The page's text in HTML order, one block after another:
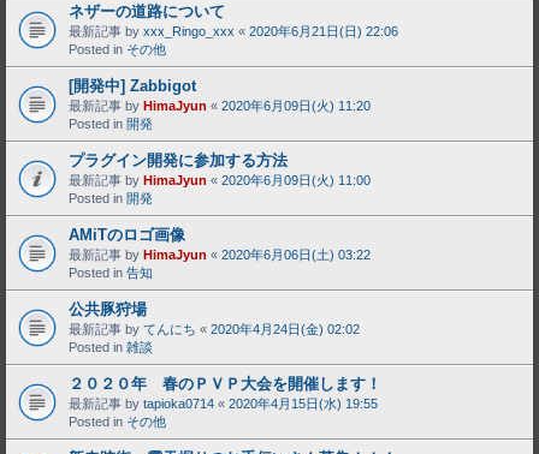
ネザーの道路について
最新記事 by xxx_Ringo_xxx « 2020年6月21日(日) 22:06
Posted in その他
[開発中] Zabbigot
最新記事 by HimaJyun « 2020年6月09日(火) 11:20
Posted in 開発
プラグイン開発に参加する方法
最新記事 by HimaJyun « 2020年6月09日(火) 11:00
Posted in 開発
AMiTのロゴ画像
最新記事 by HimaJyun « 2020年6月06日(土) 03:22
Posted in 告知
公共豚狩場
最新記事 by てんにち « 2020年4月24日(金) 02:02
Posted in 雑談
２０２０年 春のＰＶＰ大会を開催します！
最新記事 by tapioka0714 « 2020年4月15日(水) 19:55
Posted in その他